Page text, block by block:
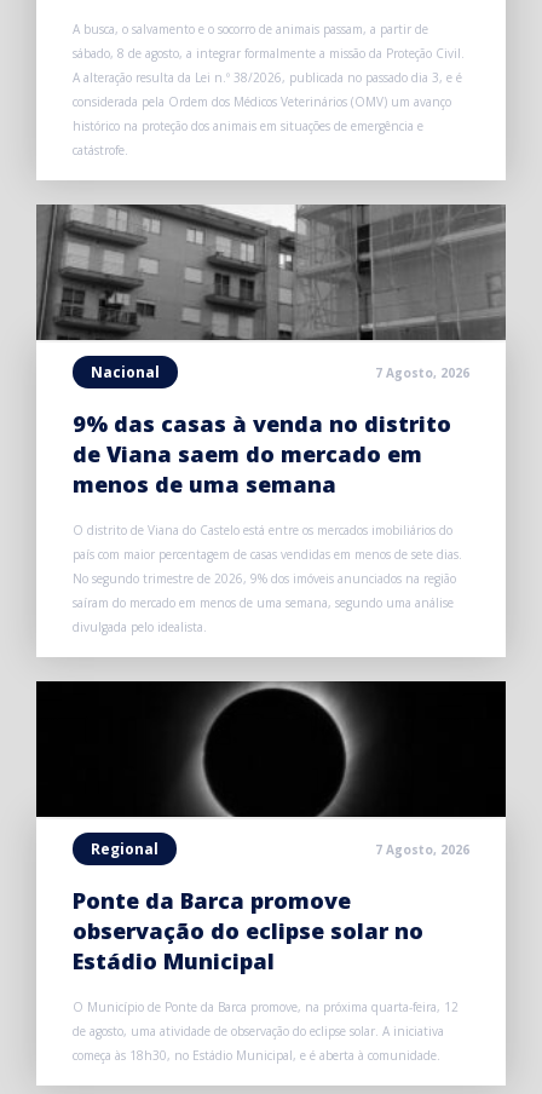
A busca, o salvamento e o socorro de animais passam, a partir de
sábado, 8 de agosto, a integrar formalmente a missão da Proteção Civil.
A alteração resulta da Lei n.º 38/2026, publicada no passado dia 3, e é
considerada pela Ordem dos Médicos Veterinários (OMV) um avanço
histórico na proteção dos animais em situações de emergência e
catástrofe.
Nacional 7 Agosto, 2026
9% das casas à venda no distrito
de Viana saem do mercado em
menos de uma semana
O distrito de Viana do Castelo está entre os mercados imobiliários do
país com maior percentagem de casas vendidas em menos de sete dias.
No segundo trimestre de 2026, 9% dos imóveis anunciados na região
saíram do mercado em menos de uma semana, segundo uma análise
divulgada pelo idealista.
Regional 7 Agosto, 2026
Ponte da Barca promove
observação do eclipse solar no
Estádio Municipal
O Município de Ponte da Barca promove, na próxima quarta-feira, 12
de agosto, uma atividade de observação do eclipse solar. A iniciativa
começa às 18h30, no Estádio Municipal, e é aberta à comunidade.